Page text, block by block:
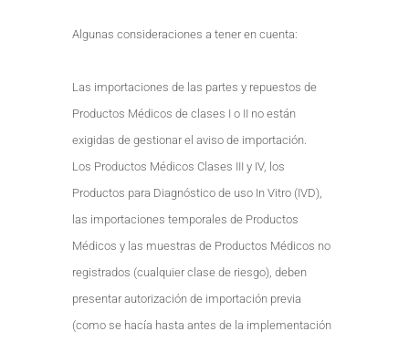
Algunas consideraciones a tener en cuenta:
Las importaciones de las partes y repuestos de
Productos Médicos de clases I o II no están
exigidas de gestionar el aviso de importación.
Los Productos Médicos Clases III y IV, los
Productos para Diagnóstico de uso In Vitro (IVD),
las importaciones temporales de Productos
Médicos y las muestras de Productos Médicos no
registrados (cualquier clase de riesgo), deben
presentar autorización de importación previa
(como se hacía hasta antes de la implementación